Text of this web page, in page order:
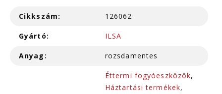
Cikkszám: 126062
Gyártó: ILSA
Anyag: rozsdamentes
Éttermi fogyóeszközök,
Háztartási termékek,